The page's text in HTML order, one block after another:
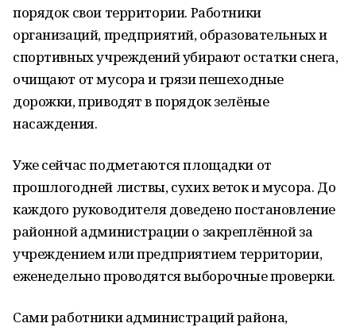
порядок свои территории. Работники
организаций, предприятий, образовательных и
спортивных учреждений убирают остатки снега,
очищают от мусора и грязи пешеходные
дорожки, приводят в порядок зелёные
насаждения.
Уже сейчас подметаются площадки от
прошлогодней листвы, сухих веток и мусора. До
каждого руководителя доведено постановление
районной администрации о закреплённой за
учреждением или предприятием территории,
еженедельно проводятся выборочные проверки.
Сами работники администраций района,